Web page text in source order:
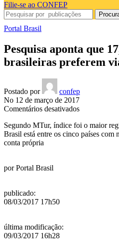
Filie-se ao CONFEP
Portal Brasil
Pesquisa aponta que
brasileiras preferem
Postado por
confep
No 12 de março de 2017
Comentários desativadosem
aponta
que
Segundo MTur, índice foi o maior
Brasil está entre os cinco países com
conta própria
porPortal Brasil
publicado:
08/03/2017 17h50
última modificação:
09/03/2017 16h28